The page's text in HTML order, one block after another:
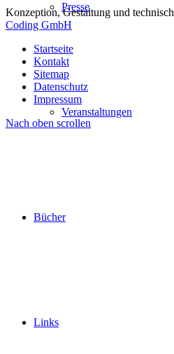
Presse
Veranstaltungen
Bücher
Links
Konzeption, Gestaltung und
Coding GmbH
Startseite
Kontakt
Sitemap
Datenschutz
Impressum
Nach oben scrollen